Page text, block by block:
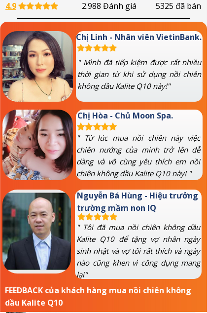
VĂN PHÒNG CHÍNH
4.9 2.988 Đánh giá 5325 đã bán
" Mình đã tiếp kiệm được rất nhiều
thời gian từ khi sử dụng nồi chiên
không dầu Kalite Q10 này!"
Chị Linh - Nhân viên VietinBank.
Chị Hòa - Chủ Moon Spa.
" Từ lúc mua nồi chiên này việc
chiên nướng của mình trở lên dễ
dàng và vô cùng yêu thích em nồi
chiên không dầu Kalite Q10 này! "
Nguyễn Bá Hùng - Hiệu trưởng
trường mầm non IQ
" Tôi đã mua nồi chiên không dầu
Kalite Q10 để tặng vợ nhân ngày
sinh nhật và vợ tôi rất thích và ngày
nào cũng khen vì công dụng mang
lại''
FEEDBACK của khách hàng mua nồi chiên không
dầu Kalite Q10